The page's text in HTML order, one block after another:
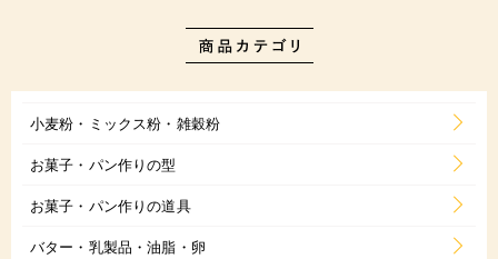
小麦粉・ミックス粉・雑穀粉
お菓子・パン作りの型
お菓子・パン作りの道具
バター・乳製品・油脂・卵